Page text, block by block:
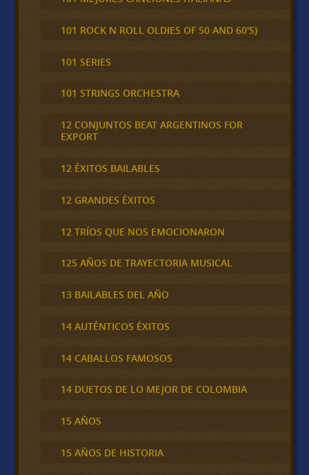
101 ROCK N ROLL OLDIES OF 50 AND 60'S}
101 SERIES
101 STRINGS ORCHESTRA
12 CONJUNTOS BEAT ARGENTINOS FOR
EXPORT
12 ÉXITOS BAILABLES
12 GRANDES ÉXITOS
12 TRÍOS QUE NOS EMOCIONARON
125 AÑOS DE TRAYECTORIA MUSICAL
13 BAILABLES DEL AÑO
14 AUTÉNTICOS ÉXITOS
14 CABALLOS FAMOSOS
14 DUETOS DE LO MEJOR DE COLOMBIA
15 AÑOS
15 AÑOS DE HISTORIA